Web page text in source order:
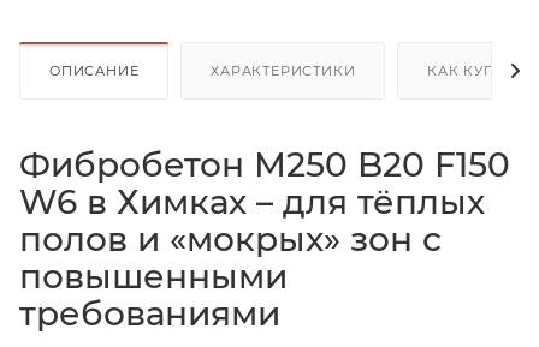
ОПИСАНИЕ ХАРАКТЕРИСТИКИ КАК КУПИТЬ
Фибробетон М250 B20 F150
W6 в Химках – для тёплых
полов и «мокрых» зон с
повышенными
требованиями